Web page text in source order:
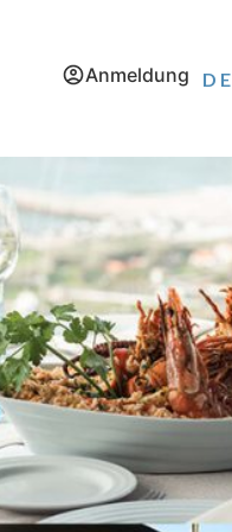
Anmeldung DE